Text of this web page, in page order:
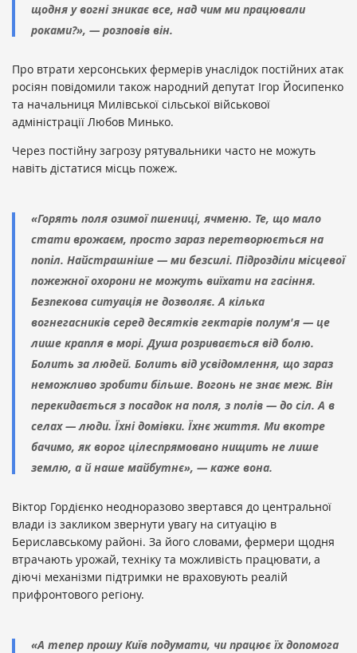
щодня у вогні зникає все, над чим ми працювали
роками?», — розповів він.
Про втрати херсонських фермерів унаслідок постійних атак
росіян повідомили також народний депутат Ігор Йосипенко
та начальниця Милівської сільської військової
адміністрації Любов Минько.
Через постійну загрозу рятувальники часто не можуть
навіть дістатися місць пожеж.
«Горять поля озимої пшениці, ячменю. Те, що мало
стати врожаєм, просто зараз перетворюється на
попіл. Найстрашніше — ми безсилі. Підрозділи місцевої
пожежної охорони не можуть виїхати на гасіння.
Безпекова ситуація не дозволяє. А кілька
вогнегасників серед десятків гектарів полум'я — це
лише крапля в морі. Душа розривається від болю.
Болить за людей. Болить від усвідомлення, що зараз
неможливо зробити більше. Вогонь не знає меж. Він
перекидається з посадок на поля, з полів — до сіл. А в
селах — люди. Їхні домівки. Їхнє життя. Ми вкотре
бачимо, як ворог цілеспрямовано нищить не лише
землю, а й наше майбутнє», — каже вона.
Віктор Гордієнко неодноразово звертався до центральної
влади із закликом звернути увагу на ситуацію в
Бериславському районі. За його словами, фермери щодня
втрачають урожай, техніку та можливість працювати, а
діючі механізми підтримки не враховують реалій
прифронтового регіону.
«А тепер прошу Київ подумати, чи працює їх допомога